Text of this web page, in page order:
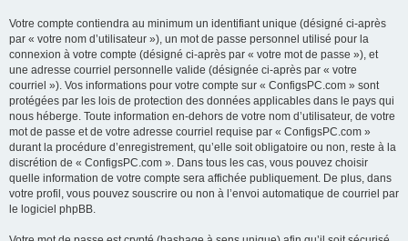
Votre compte contiendra au minimum un identifiant unique (désigné ci-après
par « votre nom d’utilisateur »), un mot de passe personnel utilisé pour la
connexion à votre compte (désigné ci-après par « votre mot de passe »), et
une adresse courriel personnelle valide (désignée ci-après par « votre
courriel »). Vos informations pour votre compte sur « ConfigsPC.com » sont
protégées par les lois de protection des données applicables dans le pays qui
nous héberge. Toute information en-dehors de votre nom d’utilisateur, de votre
mot de passe et de votre adresse courriel requise par « ConfigsPC.com »
durant la procédure d’enregistrement, qu’elle soit obligatoire ou non, reste à la
discrétion de « ConfigsPC.com ». Dans tous les cas, vous pouvez choisir
quelle information de votre compte sera affichée publiquement. De plus, dans
votre profil, vous pouvez souscrire ou non à l’envoi automatique de courriel par
le logiciel phpBB.